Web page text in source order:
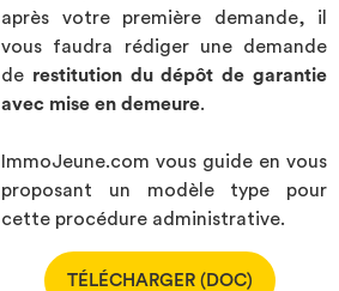
après votre première demande, il
vous faudra rédiger une demande
de restitution du dépôt de garantie
avec mise en demeure.
ImmoJeune.com vous guide en vous
proposant un modèle type pour
cette procédure administrative.
TÉLÉCHARGER (DOC)